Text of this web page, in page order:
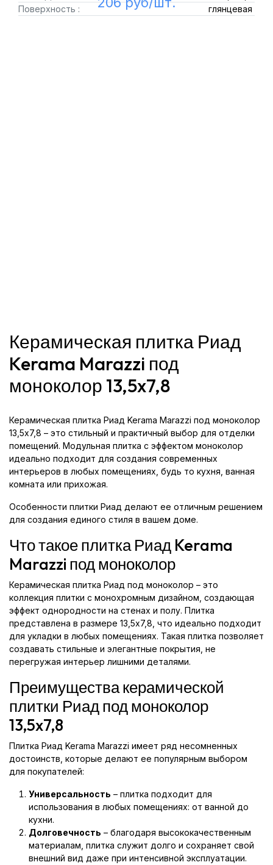
Поверхность :
глянцевая
Керамическая плитка Риад
Kerama Marazzi под
моноколор 13,5x7,8
Керамическая плитка Риад Kerama Marazzi под моноколор
13,5x7,8 – это стильный и практичный выбор для отделки
помещений. Модульная плитка с эффектом моноколор
идеально подходит для создания современных
интерьеров в любых помещениях, будь то кухня, ванная
комната или прихожая.
Особенности плитки Риад делают ее отличным решением
для создания единого стиля в вашем доме.
Что такое плитка Риад Kerama
Marazzi под моноколор
Керамическая плитка Риад под моноколор – это
коллекция плитки с монохромным дизайном, создающая
эффект однородности на стенах и полу. Плитка
представлена в размере 13,5x7,8, что идеально подходит
для укладки в любых помещениях. Такая плитка позволяет
создавать стильные и элегантные покрытия, не
перегружая интерьер лишними деталями.
Преимущества керамической
плитки Риад под моноколор
13,5x7,8
Плитка Риад Kerama Marazzi имеет ряд несомненных
достоинств, которые делают ее популярным выбором
для покупателей:
Универсальность – плитка подходит для
использования в любых помещениях: от ванной до
кухни.
Долговечность – благодаря высококачественным
материалам, плитка служит долго и сохраняет свой
внешний вид даже при интенсивной эксплуатации.